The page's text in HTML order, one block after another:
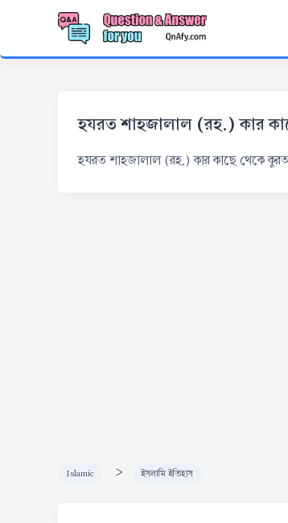
হযরত শাহজালাল (রহ.) কার
হযরত শাহজালাল (রহ.) কার কাছে থেকে
Islamic > ইসলামি ইতিহাস